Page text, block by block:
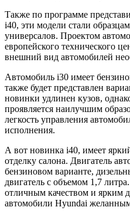
Также по программе
i40, эти модели стали
универсалов. Проектом
европейского технического
внешний вид автомобилей
Автомобиль i30 имеет
также будет представлен
новинки удлинен кузов,
проявляется наилучшим
легкость управления
исполнения.
А вот новинка i40, имеет
отделку салона. Двигатель
бензиновом варианте,
двигатель с объемом 1,7
отличным качеством и ярким
автомобили Hyundai